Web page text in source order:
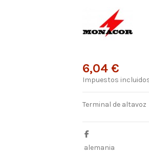
6,04 €
Impuestos
Terminal de altavoz
alemania